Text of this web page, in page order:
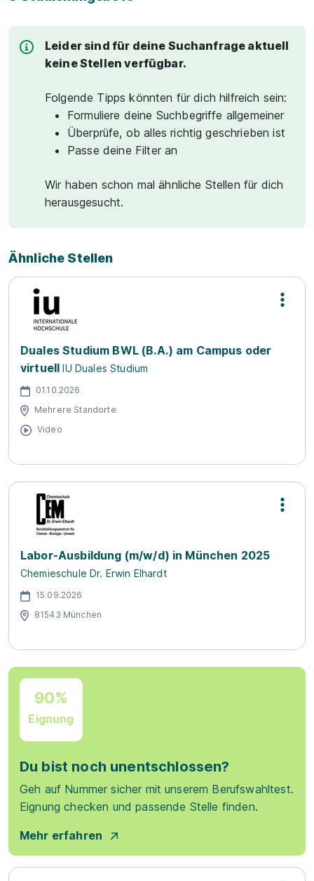
Leider sind für deine Suchanfrage aktuell
keine Stellen verfügbar.
Folgende Tipps könnten für dich hilfreich sein:
Formuliere deine Suchbegriffe allgemeiner
Überprüfe, ob alles richtig geschrieben ist
Passe deine Filter an
Wir haben schon mal ähnliche Stellen für dich
herausgesucht.
Ähnliche Stellen
Duales Studium BWL (B.A.) am Campus oder
virtuell IU Duales Studium
01.10.2026
Mehrere Standorte
Video
Labor-Ausbildung (m/w/d) in München 2025
Chemieschule Dr. Erwin Elhardt
15.09.2026
81543 München
90%
Eignung
Du bist noch unentschlossen?
Geh auf Nummer sicher mit unserem Berufswahltest.
Eignung checken und passende Stelle finden.
Mehr erfahren